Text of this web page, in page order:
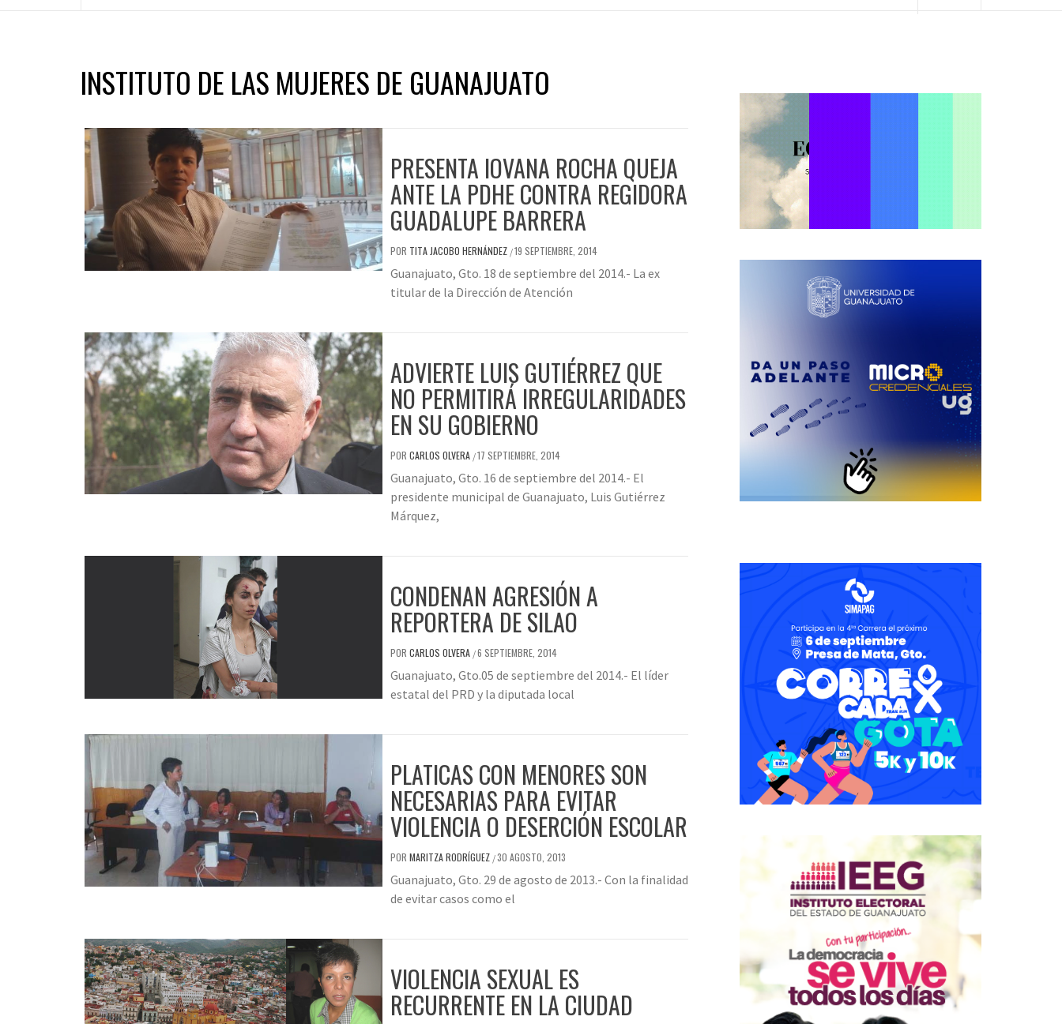
INSTITUTO DE LAS MUJERES DE GUANAJUATO
PRESENTA IOVANA ROCHA QUEJA
ANTE LA PDHE CONTRA REGIDORA
GUADALUPE BARRERA
POR TITA JACOBO HERNÁNDEZ /19 SEPTIEMBRE, 2014
Guanajuato, Gto. 18 de septiembre del 2014.- La ex
titular de la Dirección de Atención
ADVIERTE LUIS GUTIÉRREZ QUE
NO PERMITIRÁ IRREGULARIDADES
EN SU GOBIERNO
POR CARLOS OLVERA /17 SEPTIEMBRE, 2014
Guanajuato, Gto. 16 de septiembre del 2014.- El
presidente municipal de Guanajuato, Luis Gutiérrez
Márquez,
CONDENAN AGRESIÓN A
REPORTERA DE SILAO
POR CARLOS OLVERA /6 SEPTIEMBRE, 2014
Guanajuato, Gto.05 de septiembre del 2014.- El líder
estatal del PRD y la diputada local
PLATICAS CON MENORES SON
NECESARIAS PARA EVITAR
VIOLENCIA O DESERCIÓN ESCOLAR
POR MARITZA RODRÍGUEZ /30 AGOSTO, 2013
Guanajuato, Gto. 29 de agosto de 2013.- Con la finalidad
de evitar casos como el
VIOLENCIA SEXUAL ES
RECURRENTE EN LA CIUDAD